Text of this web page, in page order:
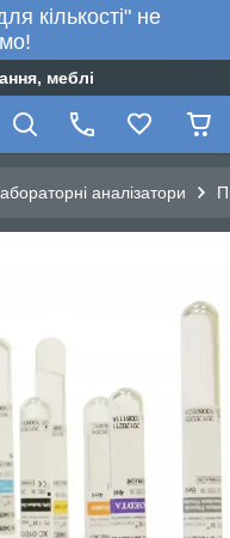
кількості" не
меблі
аналізатори